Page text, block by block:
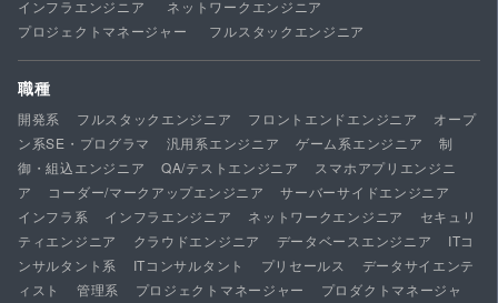
インフラエンジニア
ネットワークエンジニア
プロジェクトマネージャー
フルスタックエンジニア
職種
開発系 フルスタックエンジニア フロントエンドエンジニア
オープ
ン系SE・プログラマ
汎用系エンジニア ゲーム系エンジニア
制
御・組込エンジニア
QA/テストエンジニア
スマホアプリエンジニ
ア
コーダー/マークアップエンジニア
サーバーサイドエンジニア
インフラ系
インフラエンジニア ネットワークエンジニア
セキュリ
ティエンジニア
クラウドエンジニア データベースエンジニア
ITコ
ンサルタント系
ITコンサルタント プリセールス
データサイエンテ
ィスト
管理系 プロジェクトマネージャー
プロダクトマネージャ